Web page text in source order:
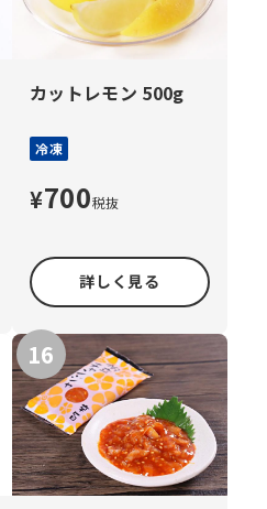
カットレモン 500g
冷凍
¥700税抜
詳しく見る